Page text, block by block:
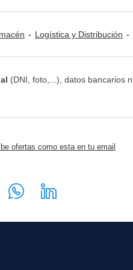
Logística y Distribución
(DNI, foto,...), datos bancarios
ofertas como esta en tu email